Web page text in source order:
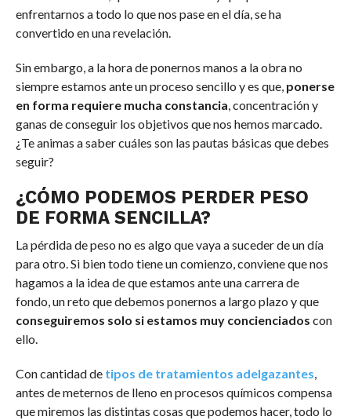
enfrentarnos a todo lo que nos pase en el día, se ha
convertido en una revelación.
Sin embargo, a la hora de ponernos manos a la obra no
siempre estamos ante un proceso sencillo y es que, ponerse
en forma requiere mucha constancia, concentración y
ganas de conseguir los objetivos que nos hemos marcado.
¿Te animas a saber cuáles son las pautas básicas que debes
seguir?
¿CÓMO PODEMOS PERDER PESO
DE FORMA SENCILLA?
La pérdida de peso no es algo que vaya a suceder de un día
para otro. Si bien todo tiene un comienzo, conviene que nos
hagamos a la idea de que estamos ante una carrera de
fondo, un reto que debemos ponernos a largo plazo y que
conseguiremos solo si estamos muy concienciados con
ello.
Con cantidad de tipos de tratamientos adelgazantes,
antes de meternos de lleno en procesos químicos compensa
que miremos las distintas cosas que podemos hacer, todo lo